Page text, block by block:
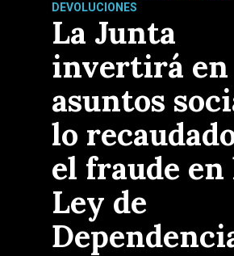
DEVOLUCIONES
La Junta
invertirá en
asuntos
lo
el fraude en
Ley de